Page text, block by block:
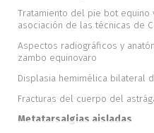
Tratamiento del pie bot
asociación de las técnicas de
Aspectos radiográficos y
zambo equinovaro
Displasia hemimélica bilateral
Fracturas del cuerpo del
Metatarsalgias aisladas